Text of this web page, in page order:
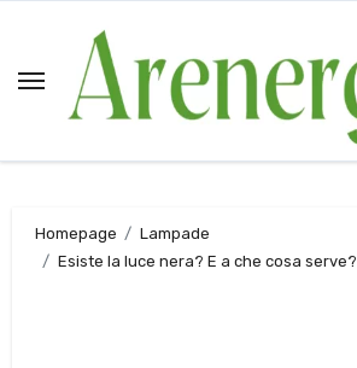
contenuto
Homepage
Lampade
Esiste la luce nera? E a che cosa serve?